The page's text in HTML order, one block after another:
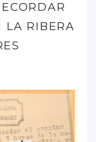
LA RIBERA